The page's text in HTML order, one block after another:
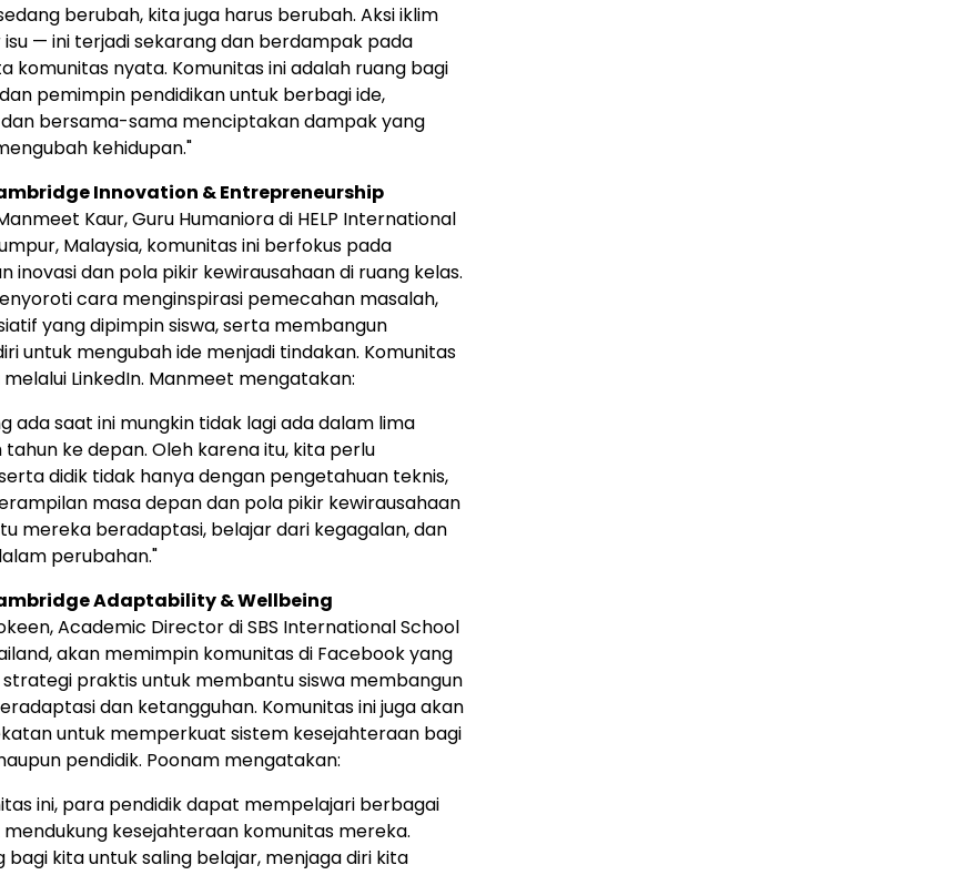
berubah, kita juga harus berubah. Aksi iklim
isu — ini terjadi sekarang dan berdampak pada
komunitas nyata. Komunitas ini adalah ruang bagi
pemimpin pendidikan untuk berbagi ide,
bersama-sama menciptakan dampak yang
kehidupan."
Innovation & Entrepreneurship
Kaur, Guru Humaniora di HELP International
Malaysia, komunitas ini berfokus pada
inovasi dan pola pikir kewirausahaan di ruang kelas.
cara menginspirasi pemecahan masalah,
yang dipimpin siswa, serta membangun
untuk mengubah ide menjadi tindakan. Komunitas
LinkedIn. Manmeet mengatakan:
ada saat ini mungkin tidak lagi ada dalam lima
tahun ke depan. Oleh karena itu, kita perlu
didik tidak hanya dengan pengetahuan teknis,
masa depan dan pola pikir kewirausahaan
mereka beradaptasi, belajar dari kegagalan, dan
perubahan."
Adaptability & Wellbeing
, Academic Director di SBS International School
, akan memimpin komunitas di Facebook yang
praktis untuk membantu siswa membangun
dan ketangguhan. Komunitas ini juga akan
untuk memperkuat sistem kesejahteraan bagi
pendidik. Poonam mengatakan:
ini, para pendidik dapat mempelajari berbagai
kesejahteraan komunitas mereka.
bagi kita untuk saling belajar, menjaga diri kita